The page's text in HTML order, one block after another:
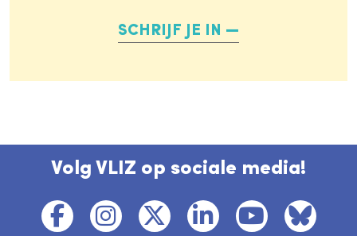
SCHRIJF JE IN
Volg VLIZ op sociale media!